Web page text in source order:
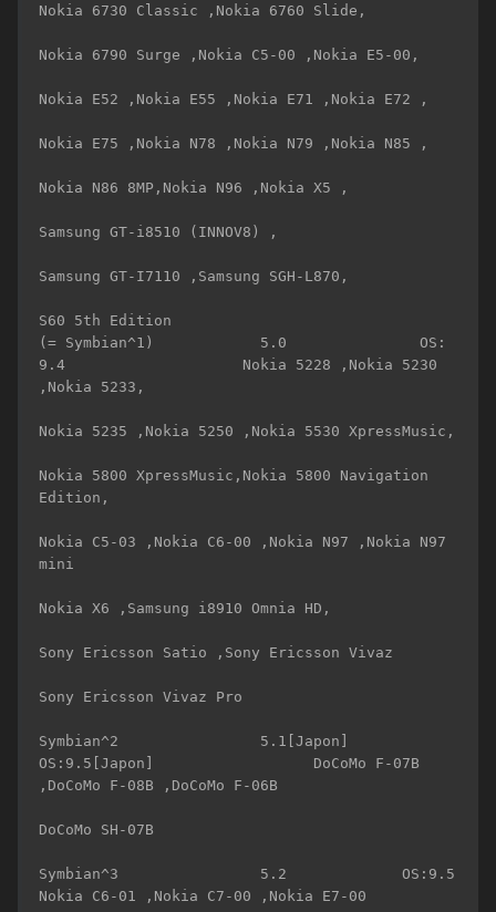
Nokia 6730 Classic ,Nokia 6760 Slide,
Nokia 6790 Surge ,Nokia C5-00 ,Nokia E5-00,
Nokia E52 ,Nokia E55 ,Nokia E71 ,Nokia E72 ,
Nokia E75 ,Nokia N78 ,Nokia N79 ,Nokia N85 ,
Nokia N86 8MP,Nokia N96 ,Nokia X5 ,
Samsung GT-i8510 (INNOV8) ,
Samsung GT-I7110 ,Samsung SGH-L870,
S60 5th Edition
(= Symbian^1)            5.0               OS:
9.4                    Nokia 5228 ,Nokia 5230
,Nokia 5233,
Nokia 5235 ,Nokia 5250 ,Nokia 5530 XpressMusic,
Nokia 5800 XpressMusic,Nokia 5800 Navigation
Edition,
Nokia C5-03 ,Nokia C6-00 ,Nokia N97 ,Nokia N97
mini
Nokia X6 ,Samsung i8910 Omnia HD,
Sony Ericsson Satio ,Sony Ericsson Vivaz
Sony Ericsson Vivaz Pro
Symbian^2                5.1[Japon]
OS:9.5[Japon]                  DoCoMo F-07B
,DoCoMo F-08B ,DoCoMo F-06B
DoCoMo SH-07B
Symbian^3                5.2             OS:9.5
Nokia C6-01 ,Nokia C7-00 ,Nokia E7-00